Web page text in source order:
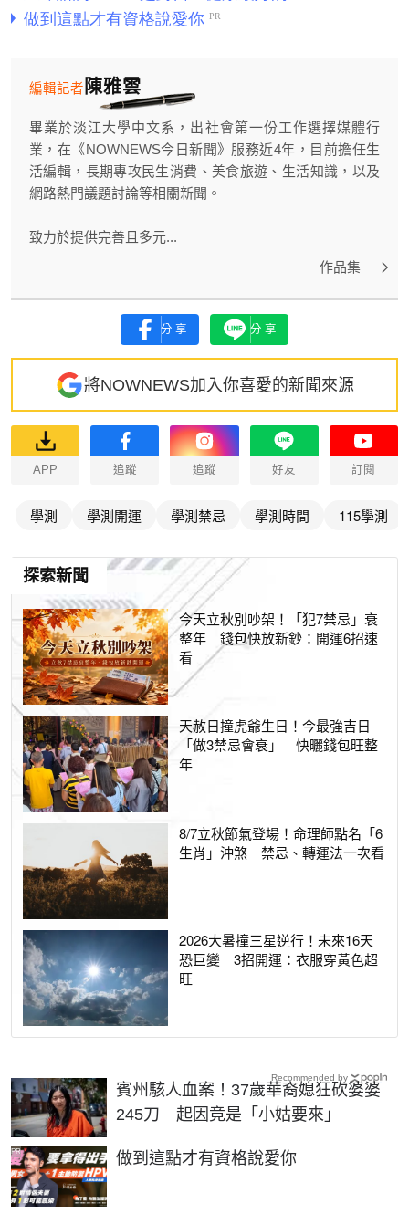
陳雅雲
編輯記者
畢業於淡江大學中文系，出社會第一份工作選擇媒體行
業，在《NOWNEWS今日新聞》服務近4年，目前擔任生
活編輯，長期專攻民生消費、美食旅遊、生活知識，以及
網路熱門議題討論等相關新聞。
致力於提供完善且多元...
作品集
分享 分享
將NOWNEWS加入你喜愛的新聞來源
APP 追蹤 追蹤 好友 訂閱
學測 學測開運 學測禁忌 學測時間 115學測
探索新聞
今天立秋別吵架！「犯7禁忌」衰
整年 錢包快放新鈔：開運6招速
看
天赦日撞虎爺生日！今最強吉日
「做3禁忌會衰」 快曬錢包旺整
年
8/7立秋節氣登場！命理師點名「6
生肖」沖煞 禁忌、轉運法一次看
2026大暑撞三星逆行！未來16天
恐巨變 3招開運：衣服穿黃色超
旺
賓州駭人血案！37歲華裔媳狂砍婆婆
245刀 起因竟是「小姑要來」
做到這點才有資格說愛你
PR
Recommended by